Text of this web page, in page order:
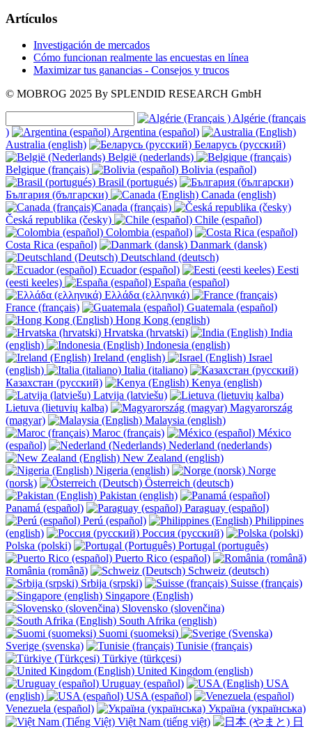
Artículos
Investigación de mercados
Cómo funcionan realmente las encuestas en línea
Maximizar tus ganancias - Consejos y trucos
© MOBROG 2025 By SPLENDID RESEARCH GmbH
Algérie (français
)
Argentina (español)
Australia (english)
Беларусь (русский)
België (nederlands)
Belgique (français)
Bolivia (español)
Brasil (portugués)
България (български)
Canada (english)
Canada (français)
Česká republika (česky)
Chile (español)
Colombia (español)
Costa Rica (español)
Danmark (dansk)
Deutschland (deutsch)
Ecuador (español)
Eesti
(eesti keeles)
España (español)
Ελλάδα (ελληνικά)
France (français)
Guatemala (español)
Hong Kong (english)
Hrvatska (hrvatski)
India
(english)
Indonesia (english)
Ireland (english)
Israel
(english)
Italia (italiano)
Казахстан (русский)
Kenya (english)
Latvija (latviešu)
Lietuva (lietuvių kalba)
Magyarország
(magyar)
Malaysia (english)
Maroc (français)
México
(español)
Nederland (nederlands)
New Zealand (english)
Nigeria (english)
Norge
(norsk)
Österreich (deutsch)
Pakistan (english)
Panamá (español)
Paraguay (español)
Perú (español)
Philippines
(english)
Россия (русский)
Polska (polski)
Portugal (português)
Puerto Rico (español)
România (română)
Schweiz (deutsch)
Srbija (srpski)
Suisse (français)
Singapore (English)
Slovensko (slovenčina)
South Afrika (english)
Suomi (suomeksi)
Sverige (svenska)
Tunisie (français)
Türkiye (türkçesi)
United Kingdom (english)
Uruguay (español)
USA
(english)
USA (español)
Venezuela (español)
Україна (українська)
Việt Nam (tiếng việt)
日